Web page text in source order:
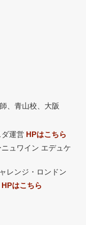
、青山校、大阪
運営 HPはこちら
ュワイン エデュケ
レンジ・ロンドン
HPはこちら